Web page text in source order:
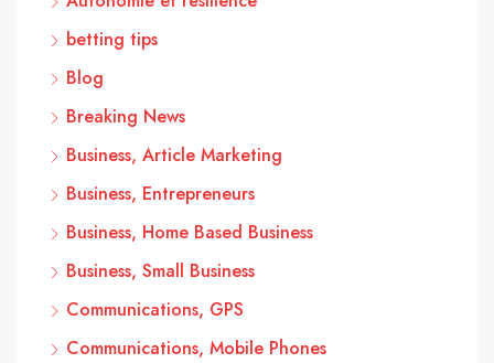
betting tips
Blog
Breaking News
Business, Article Marketing
Business, Entrepreneurs
Business, Home Based Business
Business, Small Business
Communications, GPS
Communications, Mobile Phones